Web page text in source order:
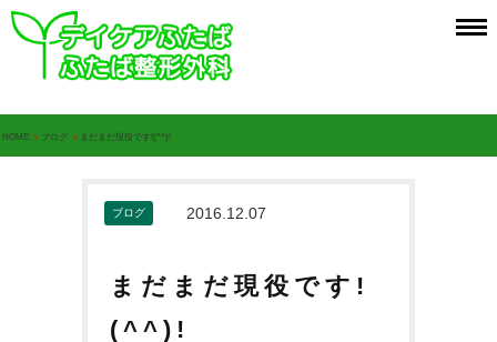
HOME > ブログ > まだまだ現役です!(^^)!
ブログ 2016.12.07
まだまだ現役です!
(^^)!